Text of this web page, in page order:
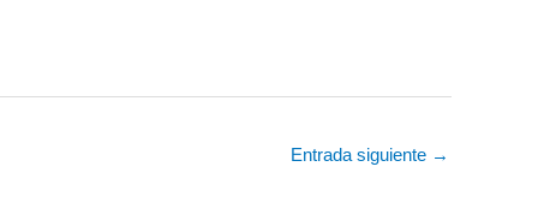
Entrada siguiente →